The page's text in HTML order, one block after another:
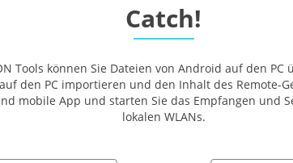
Catch!
Tools können Sie Dateien von Android auf den PC
den PC importieren und den Inhalt des Remote-
mobile App und starten Sie das Empfangen und
lokalen WLANs.